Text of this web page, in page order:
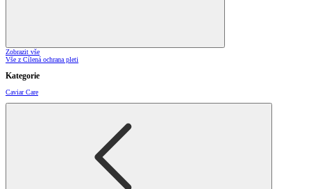
Zobrazit vše
Vše z Cílená ochrana pleti
Kategorie
Caviar Care